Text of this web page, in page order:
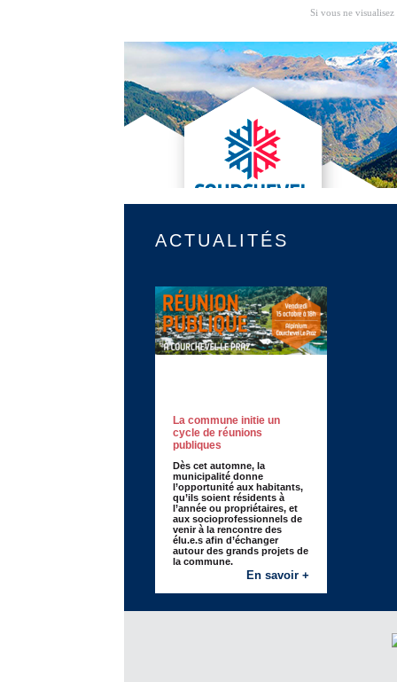
Si vous ne
ACTUALITÉS
La commune initie un
cycle de réunions
publiques
Dès cet automne, la
municipalité donne
l’opportunité aux habitants,
qu’ils soient résidents à
l’année ou propriétaires, et
aux socioprofessionnels de
venir à la rencontre des
élu.e.s afin d’échanger
autour des grands projets de
la commune.
En savoir +